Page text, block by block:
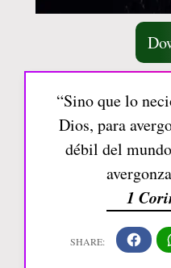
“Sino que lo
Dios, para
débil del
1